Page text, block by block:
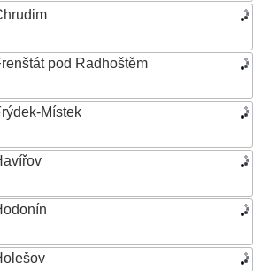
pod Radhoštěm
Místek